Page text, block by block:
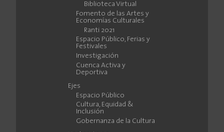
Biblioteca Virtual
Fomento de las Artes y
Economías Culturales
Ranti 2021
Espacio Público, Ferias y
Festivales
Investigación
Cuenca Activa y
Deportiva
Ejes
Espacio Público
Cultura, Equidad &
Inclusión
Gobernanza de la Cultura